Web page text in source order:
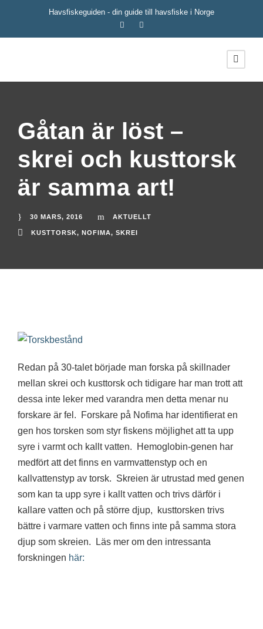
Havsfiskeguiden - din guide till havsfiske i Norge
Gåtan är löst –
skrei och kusttorsk
är samma art!
30 MARS, 2016 AKTUELLT
KUSTTORSK, NOFIMA, SKREI
Redan på 30-talet började man forska på skillnader
mellan skrei och kusttorsk och tidigare har man trott att
dessa inte leker med varandra men detta menar nu
forskare är fel. Forskare på Nofima har identifierat en
gen hos torsken som styr fiskens möjlighet att ta upp
syre i varmt och kallt vatten. Hemoglobin-genen har
medfört att det finns en varmvattenstyp och en
kallvattenstyp av torsk. Skreien är utrustad med genen
som kan ta upp syre i kallt vatten och trivs därför i
kallare vatten och på större djup, kusttorsken trivs
bättre i varmare vatten och finns inte på samma stora
djup som skreien. Läs mer om den intressanta
forskningen här: